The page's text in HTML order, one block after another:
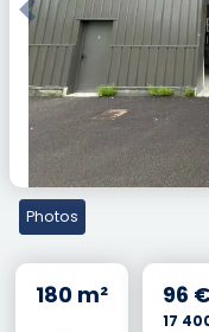
Previous
Photos
180 m² 96
17